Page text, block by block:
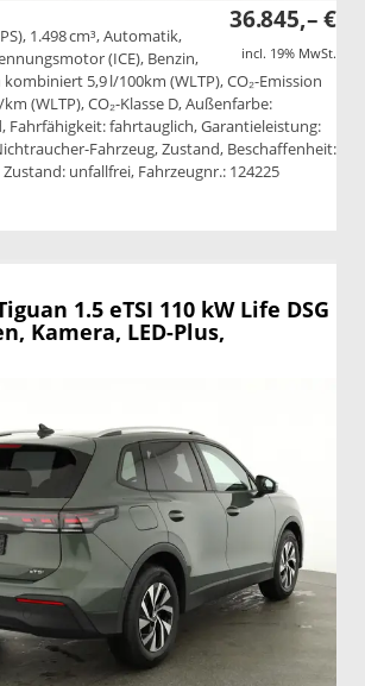
36.845,– €
incl. 19% MwSt.
1.498 cm³, Automatik,
(ICE), Benzin,
5,9 l/100km (WLTP), CO₂-Emission
(WLTP), CO₂-Klasse D, Außenfarbe:
Fahrfähigkeit: fahrtauglich, Garantieleistung:
Fahrzeug, Zustand, Beschaffenheit:
unfallfrei, Fahrzeugnr.: 124225
Fahrzeugexposé drucken
1.5 eTSI 110 kW Life DSG
Kamera, LED-Plus,